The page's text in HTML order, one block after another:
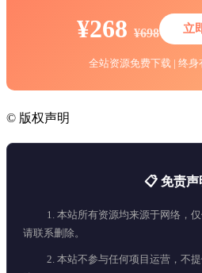
¥268 ¥698 立
全站资源免费下载 | 终身
© 版权声明
📋 免责声
1. 本站所有资源均来源于网络，
请联系删除。
2. 本站不参与任何项目运营，不